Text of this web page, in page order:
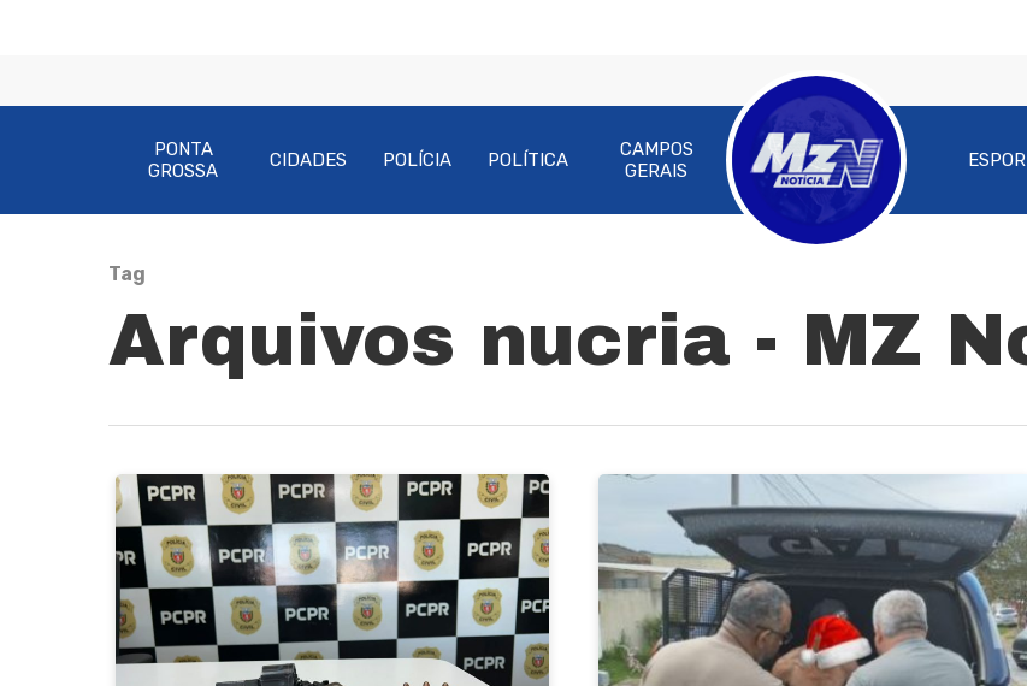
Pressione Enter para pesquisar ou ESC para fechar
PONTA
GROSSA
CIDADES POLÍCIA POLÍTICA
CAMPOS
GERAIS
Tag
Arquivos nucria - MZ